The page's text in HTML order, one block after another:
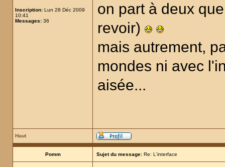
Inscription: Lun 28 Déc 2009
10:41
Messages: 36
on part à deux
revoir)
mais autrement,
mondes ni avec
aisée...
Haut
Pomm Sujet du message: Re: L'interface